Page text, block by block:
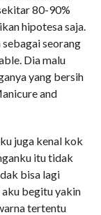
80-90%
hipotesa saja.
seorang
Dia malu
yang bersih
and
juga kenal kok
itu tidak
bisa lagi
aku begitu yakin
tertentu